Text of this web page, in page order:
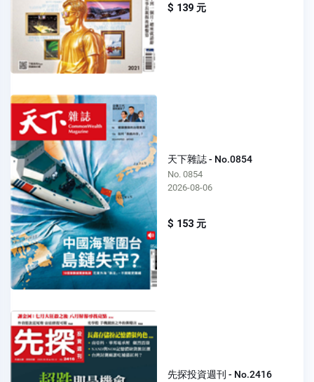
$ 139 元
天下雜誌 - No.0854
No. 0854
2026-08-06
$ 153 元
先探投資週刊 - No.2416